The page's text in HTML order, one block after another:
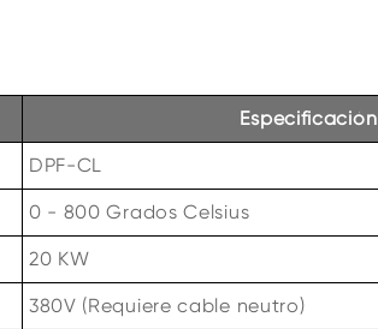
Especificación
DPF-CL
0 - 800 Grados Celsius
20 KW
380V (Requiere cable neutro)